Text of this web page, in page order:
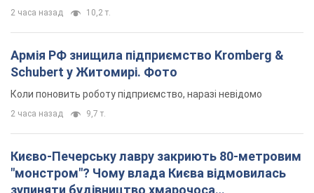
2 часа назад 10,2 т.
Армія РФ знищила підприємство Kromberg &
Schubert у Житомирі. Фото
Коли поновить роботу підприємство, наразі невідомо
2 часа назад 9,7 т.
Києво-Печерську лавру закриють 80-метровим
"монстром"? Чому влада Києва відмовилась
зупиняти будівництво хмарочоса